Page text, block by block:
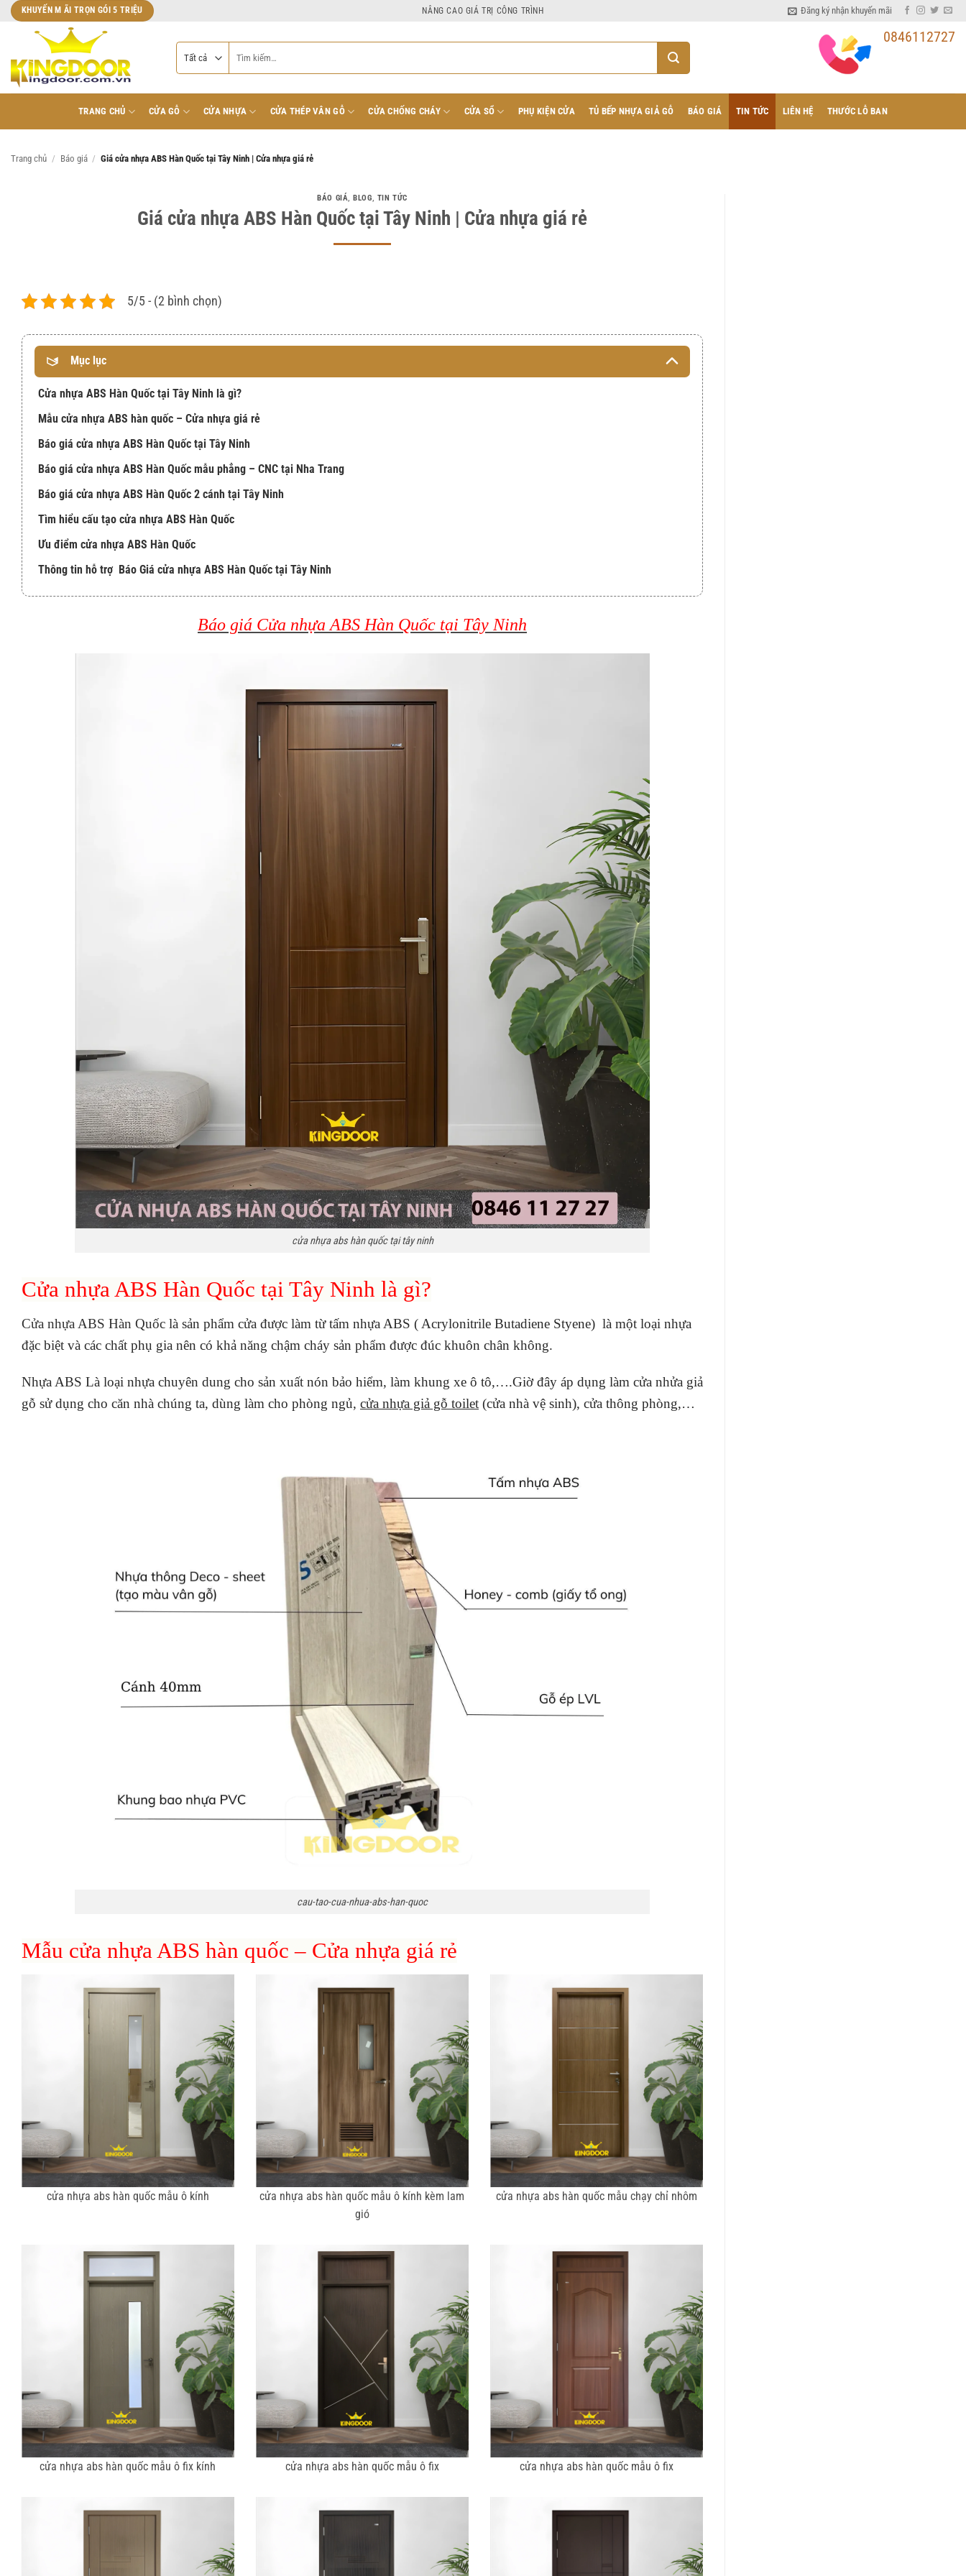
Bỏ
dung
KHUYẾN M ÃI TRỌN GÓI 5 TRIỆU NÂNG CAO GIÁ TRỊ CÔNG TRÌNH Đăng ký nhận khuyến mãi
kiếm:
0846112727
TRANG CHỦ CỬA GỖ CỬA NHỰA CỬA THÉP VÂN GỖ CỬA CHỐNG CHÁY CỬA SỔ PHỤ KIỆN CỬA TỦ BẾP NHỰA GIẢ GỖ BÁO GIÁ TIN TỨC LIÊN HỆ THƯỚC LỖ BAN
Trang chủ / Báo giá / Giá cửa nhựa ABS Hàn Quốc tại Tây Ninh | Cửa nhựa giá rẻ
BÁO GIÁ,BLOG, TIN TỨC
Giá cửa nhựa ABS Hàn Quốc tại Tây Ninh | Cửa nhựa giá rẻ
5/5 - (2 bình chọn)
Mục lục
Cửa nhựa ABS Hàn Quốc tại Tây Ninh là gì?
Mẫu cửa nhựa ABS hàn quốc – Cửa nhựa giá rẻ
Báo giá cửa nhựa ABS Hàn Quốc tại Tây Ninh
Báo giá cửa nhựa ABS Hàn Quốc mẫu phẳng – CNC tại Nha Trang
Báo giá cửa nhựa ABS Hàn Quốc 2 cánh tại Tây Ninh
Tìm hiểu cấu tạo cửa nhựa ABS Hàn Quốc
Ưu điểm cửa nhựa ABS Hàn Quốc
Thông tin hỗ trợ Báo Giá cửa nhựa ABS Hàn Quốc tại Tây Ninh
Báo giá Cửa nhựa ABS Hàn Quốc tại Tây Ninh
cửa nhựa abs hàn quốc tại tây ninh
Cửa nhựa ABS Hàn Quốc tại Tây Ninh là gì?
Cửa nhựa ABS Hàn Quốc là sản phẩm cửa được làm từ tấm nhựa ABS ( Acrylonitrile Butadiene Styene) là một loại nhựa
đặc biệt và các chất phụ gia nên có khả năng chậm cháy sản phẩm được đúc khuôn chân không.
Nhựa ABS Là loại nhựa chuyên dung cho sản xuất nón bảo hiểm, làm khung xe ô tô,….Giờ đây áp dụng làm cửa nhửa giả
gỗ sử dụng cho căn nhà chúng ta, dùng làm cho phòng ngủ, cửa nhựa giả gỗ toilet (cửa nhà vệ sinh), cửa thông phòng,…
cau-tao-cua-nhua-abs-han-quoc
Mẫu cửa nhựa ABS hàn quốc – Cửa nhựa giá rẻ
cửa nhựa abs hàn quốc mẫu ô kính
cửa nhựa abs hàn quốc mẫu ô kính kèm lam
gió
cửa nhựa abs hàn quốc mẫu chạy chỉ nhôm
cửa nhựa abs hàn quốc mẫu ô fix kính cửa nhựa abs hàn quốc mẫu ô fix cửa nhựa abs hàn quốc mẫu ô fix